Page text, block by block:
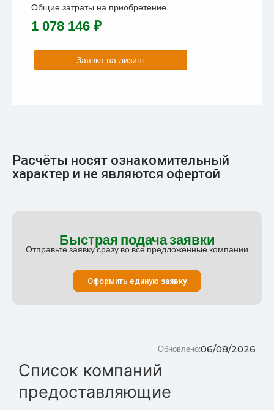
Общие затраты на приобретение
1 078 146 ₽
Заявка на лизинг
Расчёты носят ознакомительный
характер и не являются офертой
Быстрая подача заявки
Отправьте заявку сразу во все предложенные компании
Оформить единую заявку
06/08/2026
Обновлено:
Список компаний
предоставляющие